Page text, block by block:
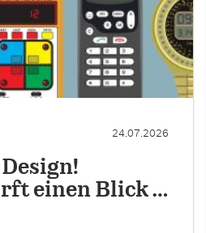
24.07.2026
einen Blick …